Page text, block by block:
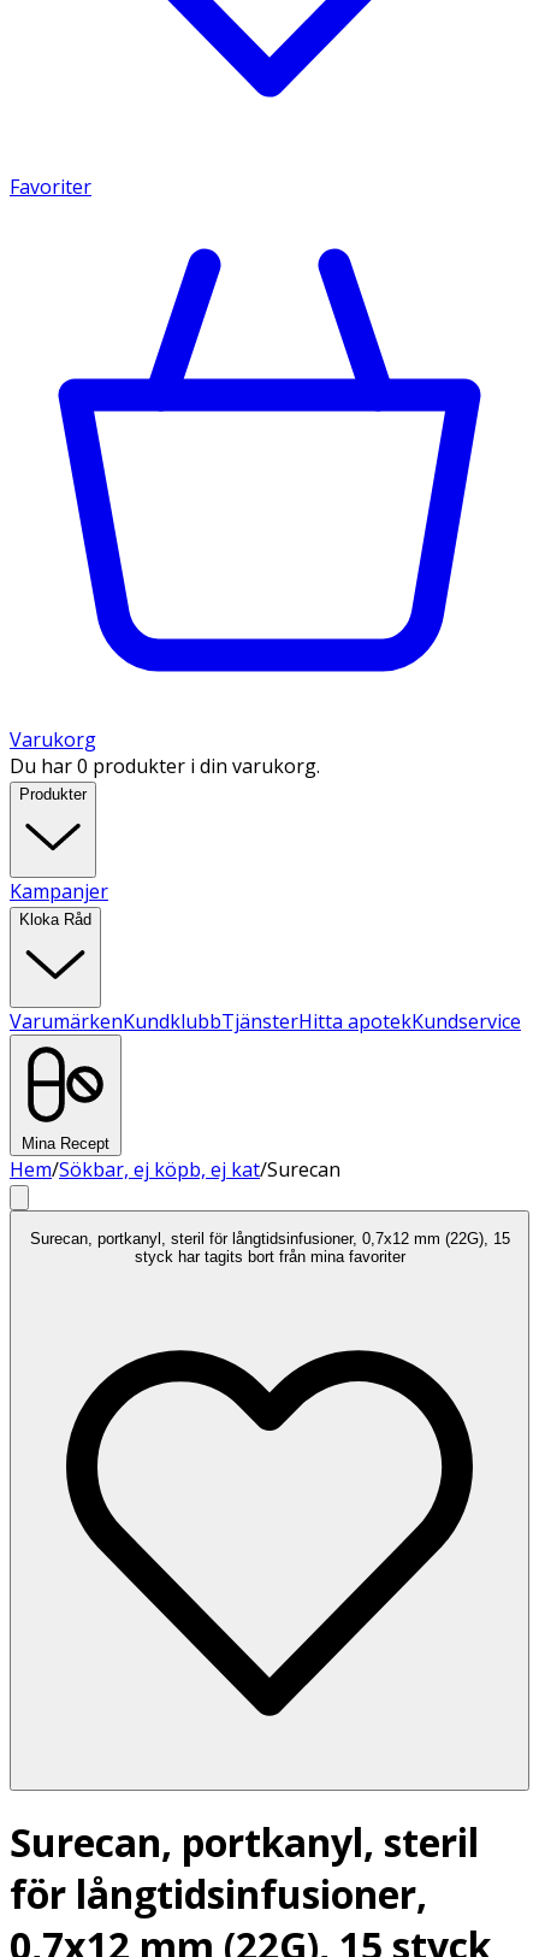
Favoriter
Varukorg
Du har 0 produkter i din varukorg.
Produkter
Kampanjer
Kloka Råd
VarumärkenKundklubbTjänsterHitta apotekKundservice
Mina Recept
Hem/Sökbar, ej köpb, ej kat/Surecan
Surecan, portkanyl, steril för långtidsinfusioner, 0,7x12 mm (22G), 15
styck har tagits bort från mina favoriter
Surecan, portkanyl, steril
för långtidsinfusioner,
0,7x12 mm (22G), 15 styck